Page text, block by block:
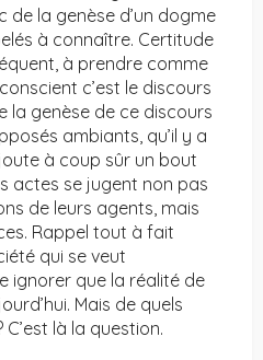
de la genèse d’un dogme
à connaître. Certitude
à prendre comme
c’est le discours
la genèse de ce discours
ambiants, qu’il y a
à coup sûr un bout
actes se jugent non pas
de leurs agents, mais
Rappel tout à fait
qui se veut
ignorer que la réalité de
Mais de quels
là la question.